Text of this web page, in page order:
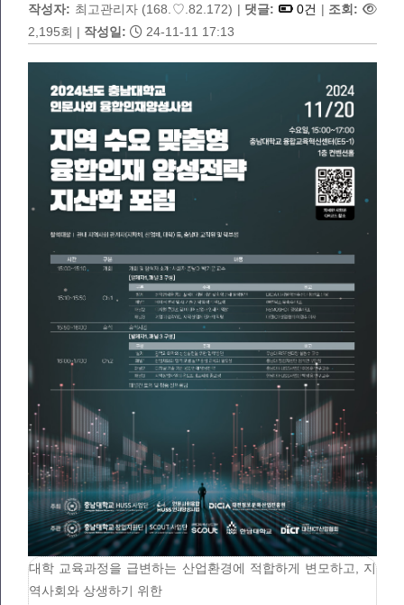
작성자: 최고관리자(168.♡.82.172) | 댓글: 0건 | 조회:
2,195회 | 작성일: 24-11-11 17:13
대학 교육과정을 급변하는 산업환경에 적합하게 변모하고, 지
역사회와 상생하기 위한